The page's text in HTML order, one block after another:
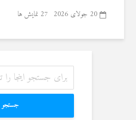
20 جولای 2026 27 نمایش ها